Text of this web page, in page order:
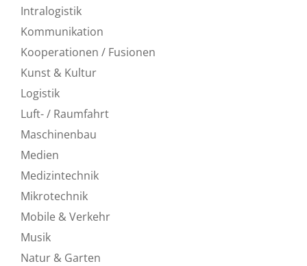
Intralogistik
Kommunikation
Kooperationen / Fusionen
Kunst & Kultur
Logistik
Luft- / Raumfahrt
Maschinenbau
Medien
Medizintechnik
Mikrotechnik
Mobile & Verkehr
Musik
Natur & Garten